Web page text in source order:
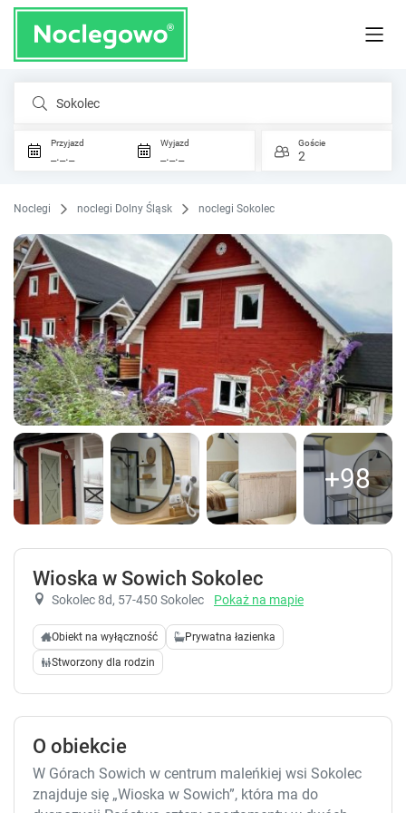
Sokolec
Przyjazd
_._._
Wyjazd
_._._
Goście
2
Noclegi noclegi Dolny Śląsk noclegi Sokolec
+98
Wioska w Sowich Sokolec
Sokolec 8d, 57-450 Sokolec Pokaż na mapie
Obiekt na wyłączność
Prywatna łazienka
Stworzony dla rodzin
O obiekcie
W Górach Sowich w centrum maleńkiej wsi Sokolec
znajduje się „Wioska w Sowich”, która ma do